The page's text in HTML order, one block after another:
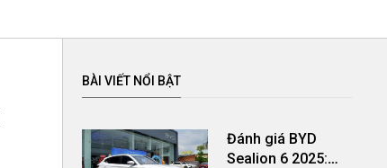
BÀI VIẾT NỔI BẬT
Đánh giá BYD
Sealion 6 2025: